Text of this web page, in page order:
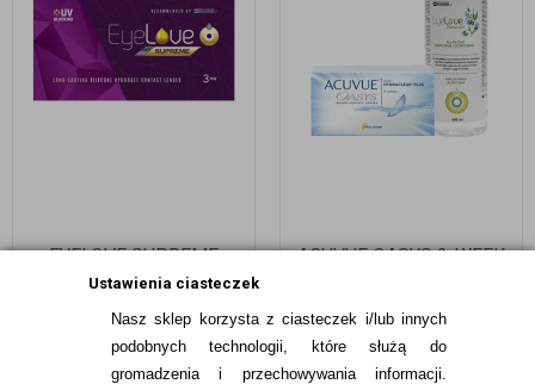
Ustawienia ciasteczek
Nasz sklep korzysta z ciasteczek i/lub innych
podobnych technologii, które służą do
gromadzenia i przechowywania informacji.
EYELOVE SUPREME
LONG-LASTING 3 SZTUKI
49,99pln
ACUVUE OASYS 2-WEEK
103,49 pln